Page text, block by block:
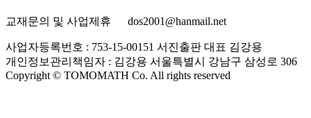
교재문의 및 사업제휴 dos2001@hanmail.net
사업자등록번호 : 753-15-00151 서진출판 대표 김강용
개인정보관리책임자 : 김강용 서울특별시 강남구 삼성로 306
Copyright © TOMOMATH Co. All rights reserved